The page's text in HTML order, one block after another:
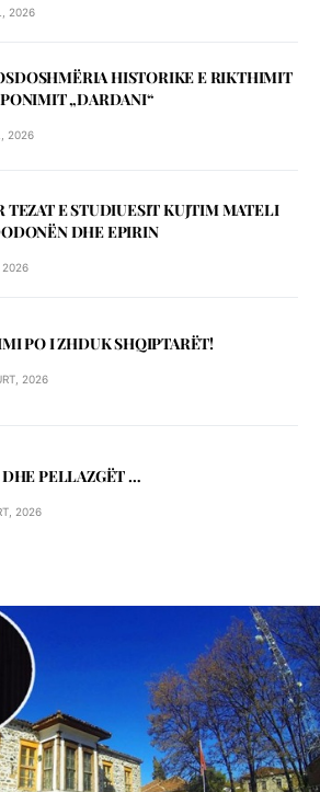
2026
HISTORIKE E RIKTHIMIT
„DARDANI“
2026
TEZAT E STUDIUESIT KUJTIM MATELI
DHE EPIRIN
2026
PO I ZHDUK SHQIPTARЁT!
2026
DHE PELLAZGЁT …
2026